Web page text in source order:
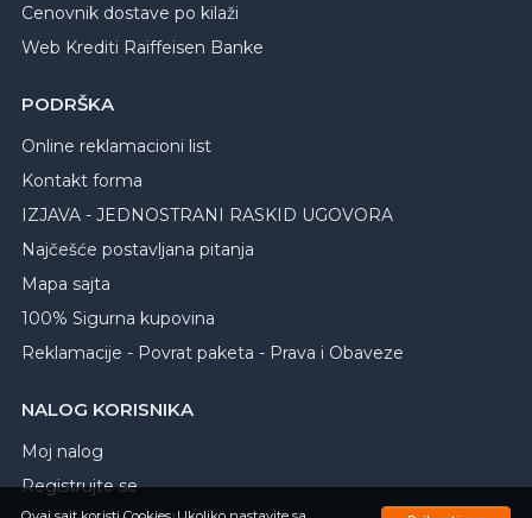
Cenovnik dostave po kilaži
Web Krediti Raiffeisen Banke
PODRŠKA
Online reklamacioni list
Kontakt forma
IZJAVA - JEDNOSTRANI RASKID UGOVORA
Najčešće postavljana pitanja
Mapa sajta
100% Sigurna kupovina
Reklamacije - Povrat paketa - Prava i Obaveze
NALOG KORISNIKA
Moj nalog
Registrujte se